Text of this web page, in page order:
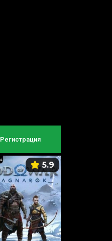
Регистрация
5.9